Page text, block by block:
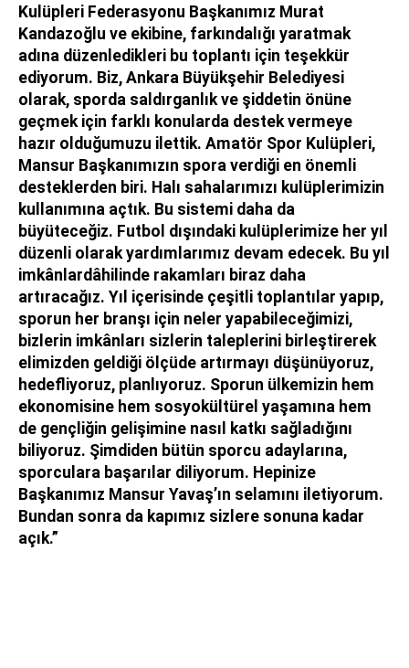
Kulüpleri Federasyonu Başkanımız Murat
Kandazoğlu ve ekibine, farkındalığı yaratmak
adına düzenledikleri bu toplantı için teşekkür
ediyorum. Biz, Ankara Büyükşehir Belediyesi
olarak, sporda saldırganlık ve şiddetin önüne
geçmek için farklı konularda destek vermeye
hazır olduğumuzu ilettik. Amatör Spor Kulüpleri,
Mansur Başkanımızın spora verdiği en önemli
desteklerden biri. Halı sahalarımızı kulüplerimizin
kullanımına açtık. Bu sistemi daha da
büyüteceğiz. Futbol dışındaki kulüplerimize her yıl
düzenli olarak yardımlarımız devam edecek. Bu yıl
imkânlardâhilinde rakamları biraz daha
artıracağız. Yıl içerisinde çeşitli toplantılar yapıp,
sporun her branşı için neler yapabileceğimizi,
bizlerin imkânları sizlerin taleplerini birleştirerek
elimizden geldiği ölçüde artırmayı düşünüyoruz,
hedefliyoruz, planlıyoruz. Sporun ülkemizin hem
ekonomisine hem sosyokültürel yaşamına hem
de gençliğin gelişimine nasıl katkı sağladığını
biliyoruz. Şimdiden bütün sporcu adaylarına,
sporculara başarılar diliyorum. Hepinize
Başkanımız Mansur Yavaş’ın selamını iletiyorum.
Bundan sonra da kapımız sizlere sonuna kadar
açık.”